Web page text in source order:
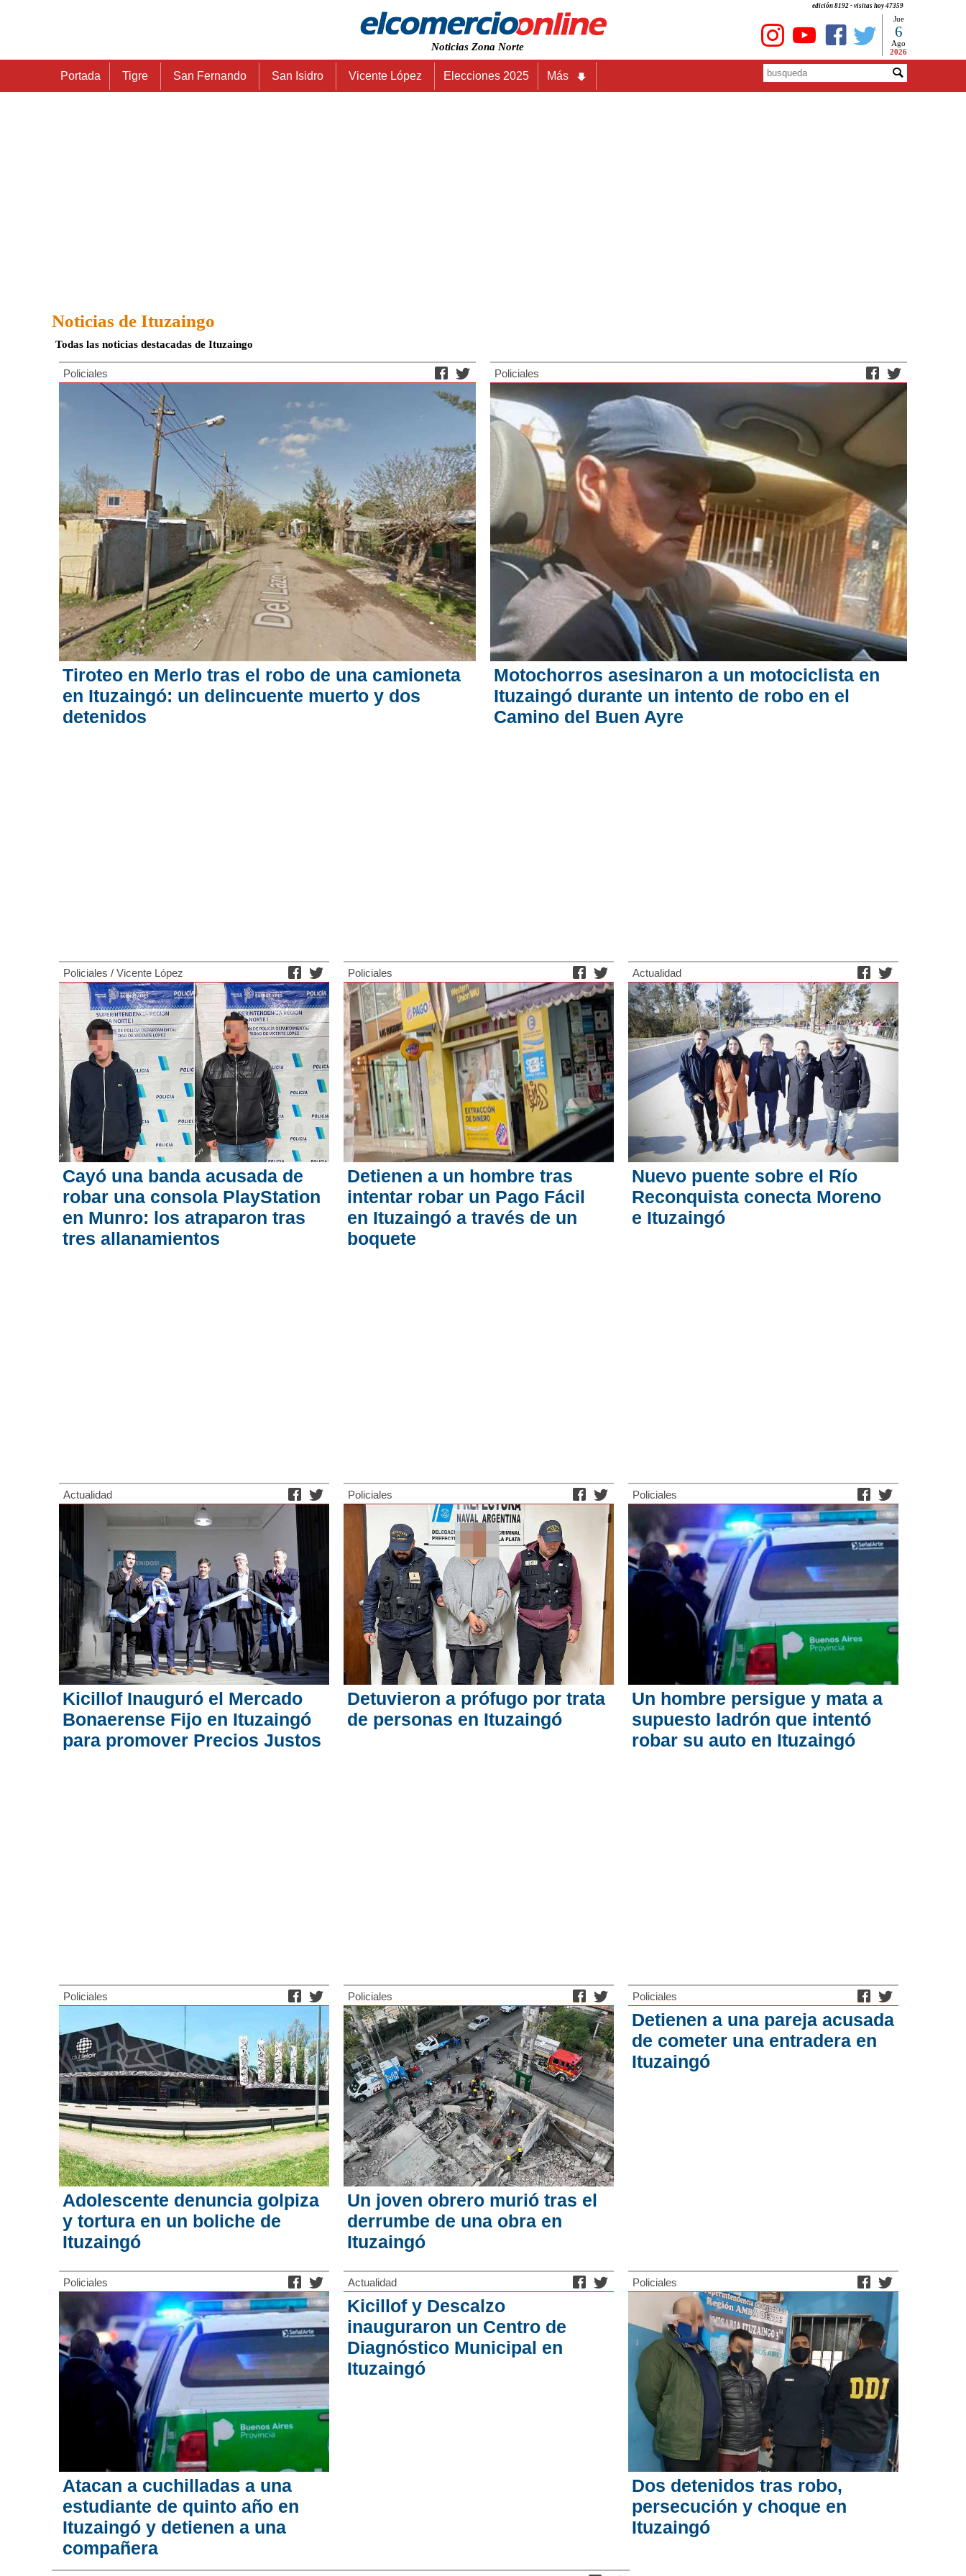
edición 8192 - visitas hoy 47359
Noticias Zona Norte
Jue
6
Ago
2026
Portada Tigre San Fernando San Isidro Vicente López Elecciones 2025 Más
Noticias de Ituzaingo
Todas las noticias destacadas de Ituzaingo
Policiales
Tiroteo en Merlo tras el robo de una camioneta
en Ituzaingó: un delincuente muerto y dos
detenidos
Policiales
Motochorros asesinaron a un motociclista en
Ituzaingó durante un intento de robo en el
Camino del Buen Ayre
Policiales / Vicente López
Cayó una banda acusada de
robar una consola PlayStation
en Munro: los atraparon tras
tres allanamientos
Policiales
Detienen a un hombre tras
intentar robar un Pago Fácil
en Ituzaingó a través de un
boquete
Actualidad
Nuevo puente sobre el Río
Reconquista conecta Moreno
e Ituzaingó
Actualidad
Kicillof Inauguró el Mercado
Bonaerense Fijo en Ituzaingó
para promover Precios Justos
Policiales
Detuvieron a prófugo por trata
de personas en Ituzaingó
Policiales
Un hombre persigue y mata a
supuesto ladrón que intentó
robar su auto en Ituzaingó
Policiales
Adolescente denuncia golpiza
y tortura en un boliche de
Ituzaingó
Policiales
Un joven obrero murió tras el
derrumbe de una obra en
Ituzaingó
Policiales
Detienen a una pareja acusada
de cometer una entradera en
Ituzaingó
Policiales
Atacan a cuchilladas a una
estudiante de quinto año en
Ituzaingó y detienen a una
compañera
Actualidad
Kicillof y Descalzo
inauguraron un Centro de
Diagnóstico Municipal en
Ituzaingó
Policiales
Dos detenidos tras robo,
persecución y choque en
Ituzaingó